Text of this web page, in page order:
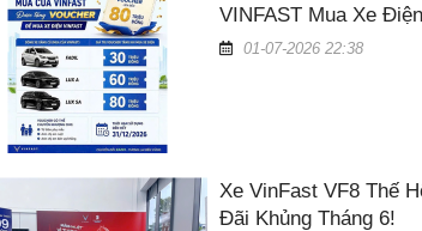
VINFAST Mua Xe
01-07-2026 22:38
Xe VinFast VF8 Thế
Đãi Khủng Tháng 6!